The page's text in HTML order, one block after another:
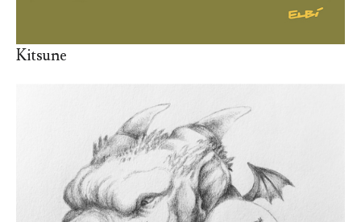
Kitsune